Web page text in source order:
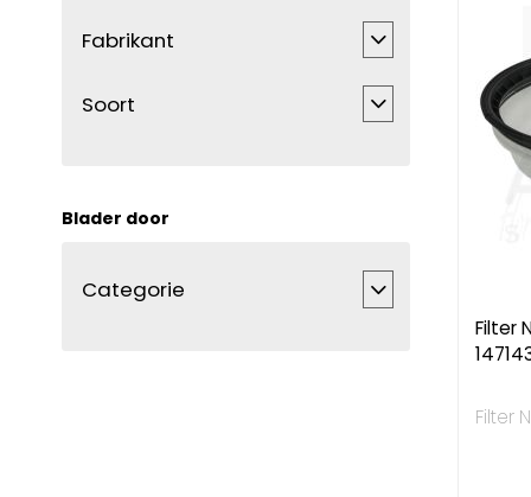
Fabrikant
Soort
Blader door
Categorie
Filter
Filter